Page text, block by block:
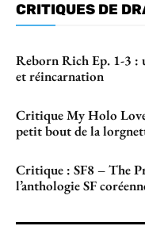
CRITIQUES DE
Reborn Rich Ep. 1-3 :
et réincarnation
Critique My Holo
petit bout de la
Critique : SF8 – The
l’anthologie SF